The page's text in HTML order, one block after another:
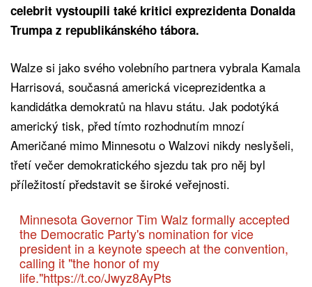
celebrit vystoupili také kritici exprezidenta Donalda
Trumpa z republikánského tábora.
Walze si jako svého volebního partnera vybrala Kamala
Harrisová, současná americká viceprezidentka a
kandidátka demokratů na hlavu státu. Jak podotýká
americký tisk, před tímto rozhodnutím mnozí
Američané mimo Minnesotu o Walzovi nikdy neslyšeli,
třetí večer demokratického sjezdu tak pro něj byl
příležitostí představit se široké veřejnosti.
Minnesota Governor Tim Walz formally accepted
the Democratic Party's nomination for vice
president in a keynote speech at the convention,
calling it "the honor of my
life."https://t.co/Jwyz8AyPts